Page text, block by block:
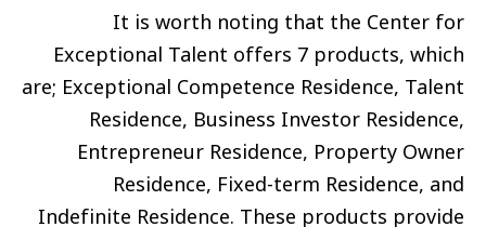
It is worth noting that the Center for
Exceptional Talent offers 7 products, which
are; Exceptional Competence Residence, Talent
Residence, Business Investor Residence,
Entrepreneur Residence, Property Owner
Residence, Fixed-term Residence, and
Indefinite Residence. These products provide